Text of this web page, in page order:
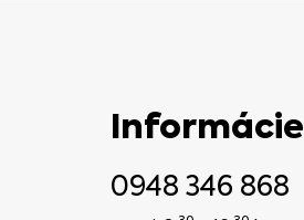
Informácie
0948 346 868